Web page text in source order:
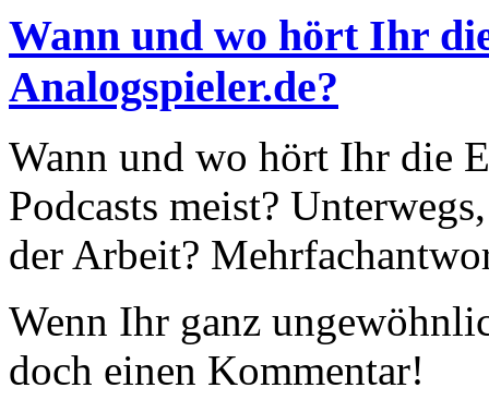
Wann und wo hört Ihr
Analogspieler.de?
Wann und wo hört Ihr die
Podcasts meist?
der Arbeit?
Wenn Ihr ganz
doch einen Kommentar!